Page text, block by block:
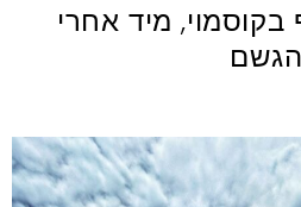
מיד אחרי
הגשם